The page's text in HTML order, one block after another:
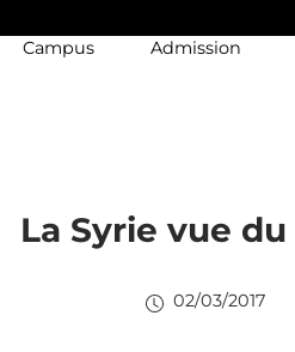
Campus Admission
La Syrie vue
02/03/2017